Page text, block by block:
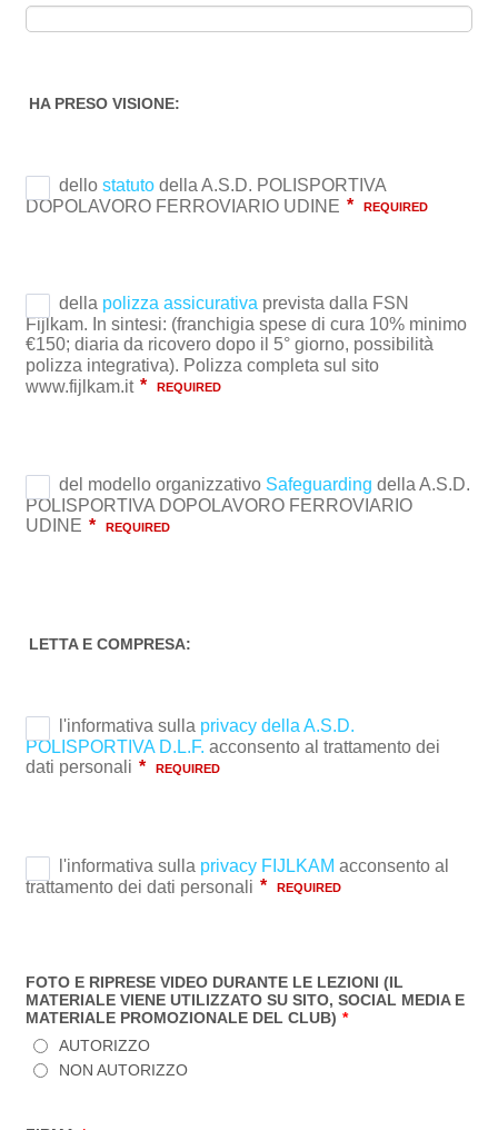
HA PRESO VISIONE:
LETTA E COMPRESA:
FOTO E RIPRESE VIDEO DURANTE LE LEZIONI (IL
MATERIALE VIENE UTILIZZATO SU SITO, SOCIAL MEDIA E
MATERIALE PROMOZIONALE DEL CLUB) *
AUTORIZZO
NON AUTORIZZO